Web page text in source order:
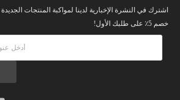
اشترك في النشرة الإخبارية لدينا لمواكبة المنتجات
خصم 5٪ على طلبك الأول!